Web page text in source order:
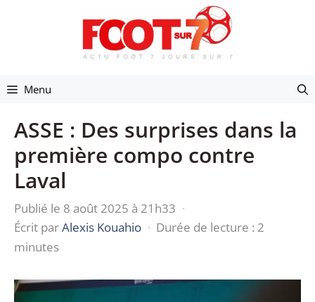
Menu
ASSE : Des surprises dans la
première compo contre
Laval
Publié le 8 août 2025 à 21h33 ·
Écrit parAlexis Kouahio · Durée de lecture : 2
minutes